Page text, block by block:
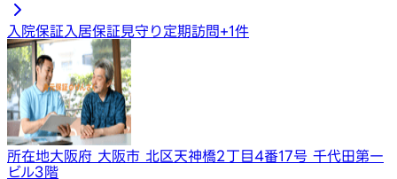
入院保証 入居保証見守り定期訪問+1件
所在地大阪府 大阪市 北区天神橋2丁目4番17号 千代田第一
ビル3階